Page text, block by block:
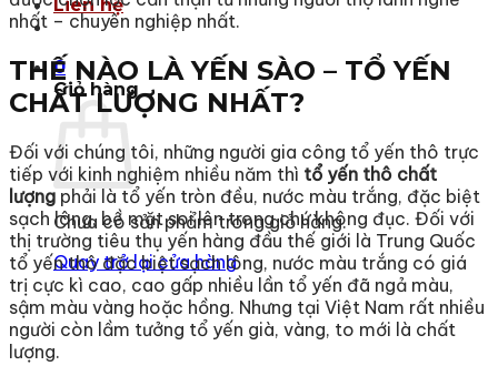
Liên hệ
0
Giỏ hàng
Chưa có sản phẩm trong giỏ hàng.
Quay trở lại cửa hàng
nhất – chuyên nghiệp nhất.
THẾ NÀO LÀ YẾN SÀO – TỔ YẾN
CHẤT LƯỢNG NHẤT?
Đối với chúng tôi, những người gia công tổ yến thô trực
tiếp với kinh nghiệm nhiều năm thì tổ yến thô chất
lượng phải là tổ yến tròn đều, nước màu trắng, đặc biệt
sạch lông, bề mặt soi lên trong chứ không đục. Đối với
thị trường tiêu thụ yến hàng đầu thế giới là Trung Quốc
tổ yến thô đặc biệt sạch lông, nước màu trắng có giá
trị cực kì cao, cao gấp nhiều lần tổ yến đã ngả màu,
sậm màu vàng hoặc hồng. Nhưng tại Việt Nam rất nhiều
người còn lầm tưởng tổ yến già, vàng, to mới là chất
lượng.